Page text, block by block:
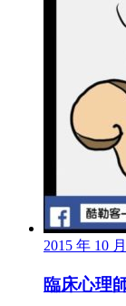
2015 年 10
臨床心理